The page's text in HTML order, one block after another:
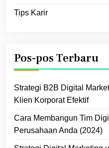
Tips Karir
Pos-pos Terbaru
Strategi B2B Digital
Klien Korporat Efektif
Cara Membangun Tim
Perusahaan Anda (2024)